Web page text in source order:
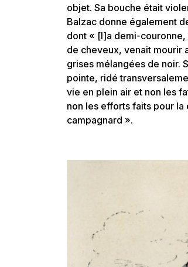
objet. Sa bouche était
Balzac donne également
dont « [l]a demi-
de cheveux, venait mourir
grises mélangées de noir.
pointe, ridé
vie en plein air et non les
non les efforts faits pour la
campagnard ».